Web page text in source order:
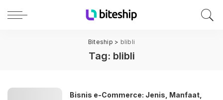
Biteship > blibli
Tag: blibli
Bisnis e-Commerce: Jenis, Manfaat,